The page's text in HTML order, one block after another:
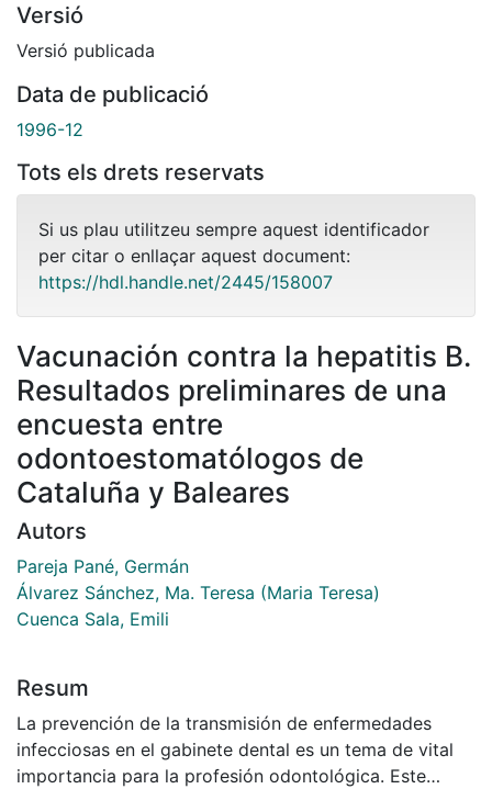
Versió
Versió publicada
Data de publicació
1996-12
Tots els drets reservats
Si us plau utilitzeu sempre aquest identificador
per citar o enllaçar aquest document:
https://hdl.handle.net/2445/158007
Vacunación contra la hepatitis B.
Resultados preliminares de una
encuesta entre
odontoestomatólogos de
Cataluña y Baleares
Autors
Pareja Pané, Germán
Álvarez Sánchez, Ma. Teresa (Maria Teresa)
Cuenca Sala, Emili
Resum
La prevención de la transmisión de enfermedades
infecciosas en el gabinete dental es un tema de vital
importancia para la profesión odontológica. Este